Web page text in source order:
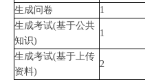
生成问卷
1
生成考试(基于公共
知识)
1
生成考试(基于上传
资料)
2